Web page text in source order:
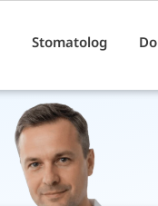
Stomatolog